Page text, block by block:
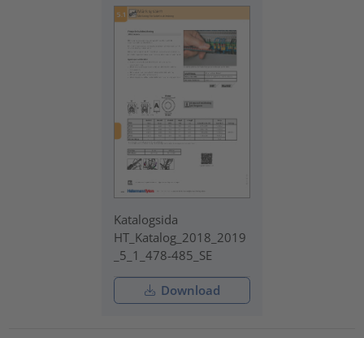
Katalogsida
HT_Katalog_2018_2019
_5_1_478-485_SE
Download